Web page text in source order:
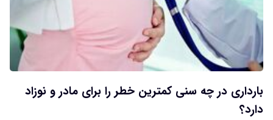
بارداری در چه سنی کمترین خطر را برای مادر و نوزاد
دارد؟